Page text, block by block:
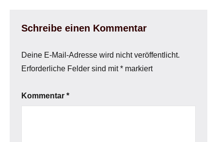
Schreibe einen Kommentar
Deine E-Mail-Adresse wird nicht veröffentlicht.
Erforderliche Felder sind mit* markiert
Kommentar *